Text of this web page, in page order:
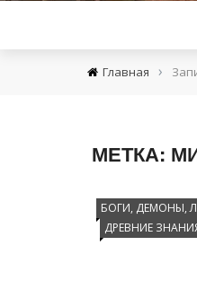
Главная ›
МЕТКА:
БОГИ, ДЕМОНЫ,
ДРЕВНИЕ